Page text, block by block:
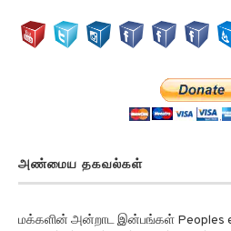
அறிவாற்றல் விழிப்புணர்வையும்